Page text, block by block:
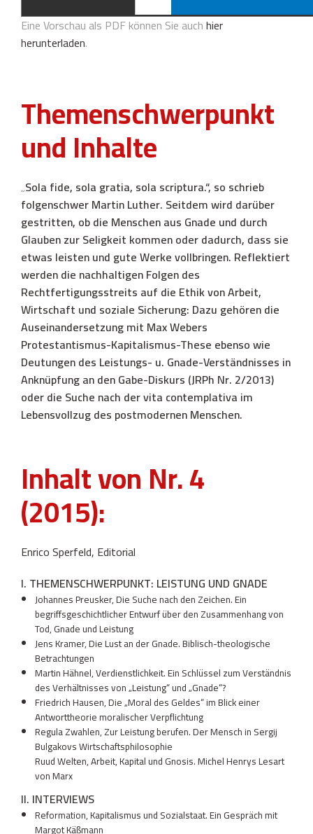
Eine Vorschau als PDF können Sie auchhier
herunterladen.
Themenschwerpunkt
und Inhalte
„Sola fide, sola gratia, sola scriptura.“, so schrieb
folgenschwer Martin Luther. Seitdem wird darüber
gestritten, ob die Menschen aus Gnade und durch
Glauben zur Seligkeit kommen oder dadurch, dass sie
etwas leisten und gute Werke vollbringen. Reflektiert
werden die nachhaltigen Folgen des
Rechtfertigungsstreits auf die Ethik von Arbeit,
Wirtschaft und soziale Sicherung: Dazu gehören die
Auseinandersetzung mit Max Webers
Protestantismus-Kapitalismus-These ebenso wie
Deutungen des Leistungs- u. Gnade-Verständnisses in
Anknüpfung an den Gabe-Diskurs (JRPh Nr. 2/2013)
oder die Suche nach der vita contemplativa im
Lebensvollzug des postmodernen Menschen.
Inhalt von Nr. 4
(2015):
Enrico Sperfeld, Editorial
I. THEMENSCHWERPUNKT: LEISTUNG UND GNADE
Johannes Preusker, Die Suche nach den Zeichen. Ein
begriffsgeschichtlicher Entwurf über den Zusammenhang von
Tod, Gnade und Leistung
Jens Kramer, Die Lust an der Gnade. Biblisch-theologische
Betrachtungen
Martin Hähnel, Verdienstlichkeit. Ein Schlüssel zum Verständnis
des Verhältnisses von „Leistung“ und „Gnade“?
Friedrich Hausen, Die „Moral des Geldes“ im Blick einer
Antworttheorie moralischer Verpflichtung
Regula Zwahlen, Zur Leistung berufen. Der Mensch in Sergij
Bulgakovs Wirtschaftsphilosophie
Ruud Welten, Arbeit, Kapital und Gnosis. Michel Henrys Lesart
von Marx
II. INTERVIEWS
Reformation, Kapitalismus und Sozialstaat. Ein Gespräch mit
Margot Käßmann